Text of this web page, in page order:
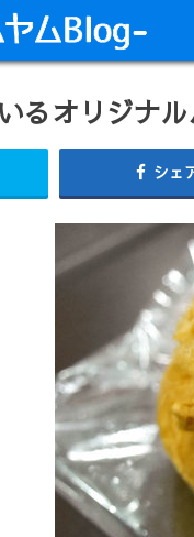
るオリジナ
シェ